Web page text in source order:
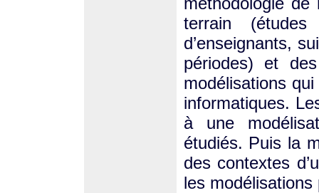
terrain
d’enseignants,
périodes) et
modélisations
informatiques.
à une
étudiés. Puis la
des contextes
les modélisations